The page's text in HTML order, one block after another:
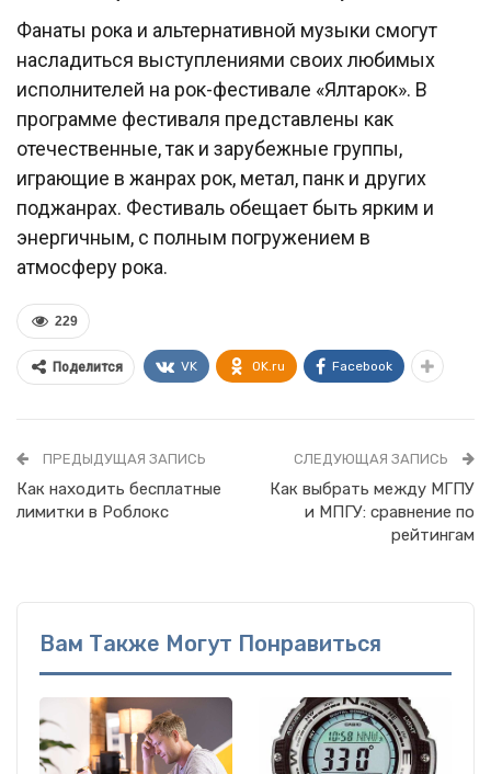
Фанаты рока и альтернативной музыки смогут
насладиться выступлениями своих любимых
исполнителей на рок-фестивале «Ялтарок». В
программе фестиваля представлены как
отечественные, так и зарубежные группы,
играющие в жанрах рок, метал, панк и других
поджанрах. Фестиваль обещает быть ярким и
энергичным, с полным погружением в
атмосферу рока.
229
Поделится VK OK.ru Facebook
ПРЕДЫДУЩАЯ ЗАПИСЬ
Как находить бесплатные
лимитки в Роблокс
СЛЕДУЮЩАЯ ЗАПИСЬ
Как выбрать между МГПУ
и МПГУ: сравнение по
рейтингам
Вам Также Могут Понравиться